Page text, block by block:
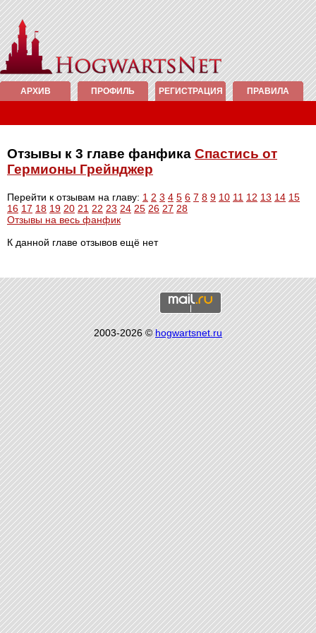
АРХИВ ПРОФИЛЬ РЕГИСТРАЦИЯ ПРАВИЛА
Отзывы к 3 главе фанфика Спастись от
Гермионы Грейнджер
Перейти к отзывам на главу: 1 2 3 4 5 6 7 8 9 10 11 12 13 14 15
16 17 18 19 20 21 22 23 24 25 26 27 28
Отзывы на весь фанфик
К данной главе отзывов ещё нет
2003-2026 ©hogwartsnet.ru